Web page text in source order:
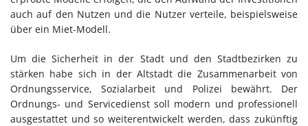
auch auf den Nutzen und die Nutzer verteile, beispielsweise
über ein Miet-Modell.
Um die Sicherheit in der Stadt und den Stadtbezirken zu
stärken habe sich in der Altstadt die Zusammenarbeit von
Ordnungsservice, Sozialarbeit und Polizei bewährt. Der
Ordnungs- und Servicedienst soll modern und professionell
ausgestattet und so weiterentwickelt werden, dass zukünftig